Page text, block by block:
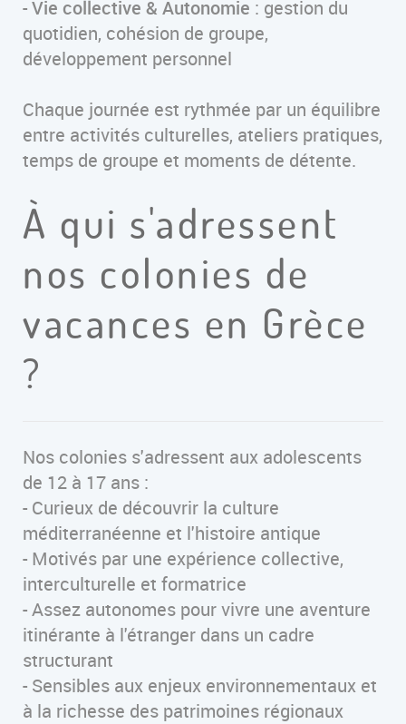
-Vie collective & Autonomie : gestion du
quotidien, cohésion de groupe,
développement personnel
Chaque journée est rythmée par un équilibre
entre activités culturelles, ateliers pratiques,
temps de groupe et moments de détente.
À qui s'adressent
nos colonies de
vacances en Grèce
?
Nos colonies s'adressent aux adolescents
de 12 à 17 ans :
- Curieux de découvrir la culture
méditerranéenne et l'histoire antique
- Motivés par une expérience collective,
interculturelle et formatrice
- Assez autonomes pour vivre une aventure
itinérante à l'étranger dans un cadre
structurant
- Sensibles aux enjeux environnementaux et
à la richesse des patrimoines régionaux